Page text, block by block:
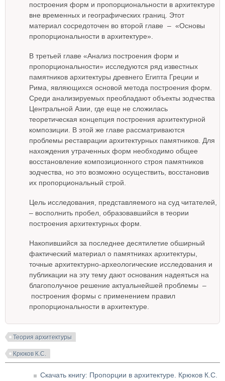
построения форм и пропорциональности в архитектуре
вне временных и географических границ. Этот
материал сосредоточен во второй главе – «Основы
пропорциональности в архитектуре».
В третьей главе «Анализ построения форм и
пропорциональности» исследуются ряд известных
памятников архитектуры древнего Египта Греции и
Рима, являющихся основой метода построения форм.
Среди анализируемых преобладают объекты зодчества
Центральной Азии, где еще не сложилась
теоретическая концепция построения архитектурной
композиции. В этой же главе рассматриваются
проблемы реставрации архитектурных памятников. Для
нахождения утраченных форм необходимо общее
восстановление композиционного строя памятников
зодчества, но это возможно осуществить, восстановив
их пропорциональный строй.
Цель исследования, представляемого на суд читателей,
– восполнить пробел, образовавшийся в теории
построения архитектурных форм.
Накопившийся за последнее десятилетие обширный
фактический материал о памятниках архитектуры,
точные архитектурно-археологические исследования и
публикации на эту тему дают основания надеяться на
благополучное решение актуальнейшей проблемы –
построения формы с применением правил
пропорциональности в архитектуре.
Теория архитектуры
Крюков К.С.
Скачать книгу: Пропорции в архитектуре. Крюков К.С.